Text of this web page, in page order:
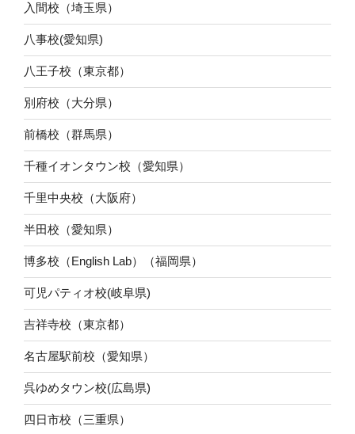
入間校（埼玉県）
八事校(愛知県)
八王子校（東京都）
別府校（大分県）
前橋校（群馬県）
千種イオンタウン校（愛知県）
千里中央校（大阪府）
半田校（愛知県）
博多校（English Lab）（福岡県）
可児パティオ校(岐阜県)
吉祥寺校（東京都）
名古屋駅前校（愛知県）
呉ゆめタウン校(広島県)
四日市校（三重県）